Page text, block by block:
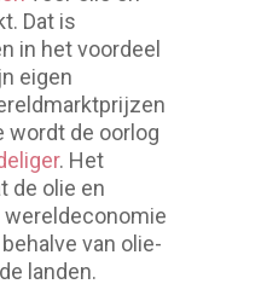
Dat is
in het voordeel
eigen
wordt de oorlog
. Het
de olie en
van olie-
landen.